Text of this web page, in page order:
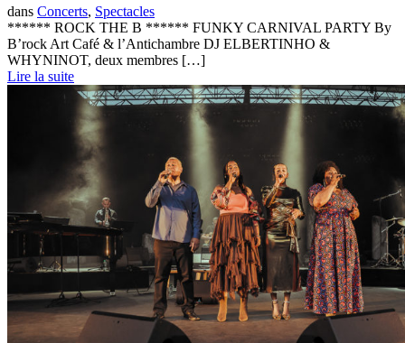
dans Concerts, Spectacles
****** ROCK THE B ****** FUNKY CARNIVAL PARTY By
B’rock Art Café & l’Antichambre DJ ELBERTINHO &
WHYNINOT, deux membres […]
Lire la suite